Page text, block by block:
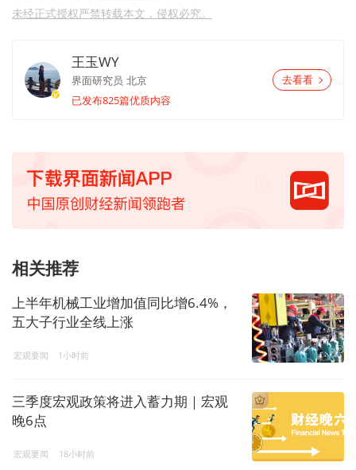
未经正式授权严禁转载本文，侵权必究。
王玉WY
界面研究员 北京
已发布825篇优质内容
去看看
相关推荐
上半年机械工业增加值同比增6.4%，
五大子行业全线上涨
宏观要闻 1小时前
三季度宏观政策将进入蓄力期｜宏观
晚6点
宏观要闻 18小时前